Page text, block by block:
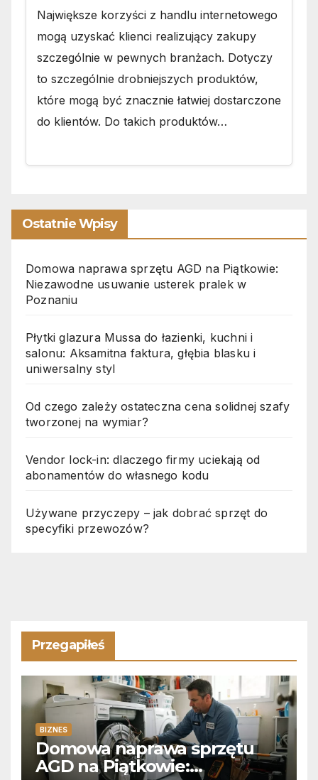
Największe korzyści z handlu internetowego
mogą uzyskać klienci realizujący zakupy
szczególnie w pewnych branżach. Dotyczy
to szczególnie drobniejszych produktów,
które mogą być znacznie łatwiej dostarczone
do klientów. Do takich produktów…
Ostatnie Wpisy
Domowa naprawa sprzętu AGD na Piątkowie:
Niezawodne usuwanie usterek pralek w
Poznaniu
Płytki glazura Mussa do łazienki, kuchni i
salonu: Aksamitna faktura, głębia blasku i
uniwersalny styl
Od czego zależy ostateczna cena solidnej szafy
tworzonej na wymiar?
Vendor lock-in: dlaczego firmy uciekają od
abonamentów do własnego kodu
Używane przyczepy – jak dobrać sprzęt do
specyfiki przewozów?
Przegapiłeś
BIZNES
Domowa naprawa sprzętu
AGD na Piątkowie: